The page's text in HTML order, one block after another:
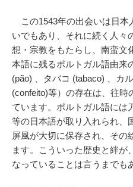
この1543年の出会いは日本
いでもあり、それに続く人々
想・宗教をもたらし、南蛮文
本語に残るポルトガル語由来
(pão) 、タバコ (tabaco) 、カ
(confeito)等）の存在は、往時
ています。ポルトガル語には
等の日本語が取り入れられ、
屏風が大切に保存され、その
ます。こういった歴史と絆が
なっていることは言うまでも